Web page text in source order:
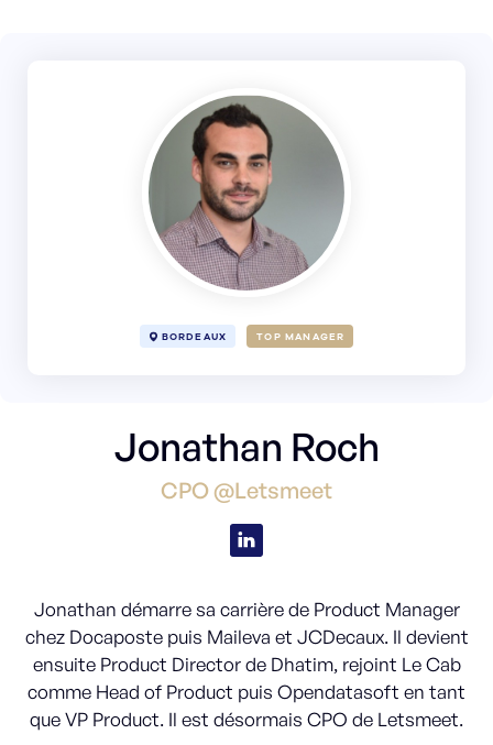
BORDEAUX TOP MANAGER
Jonathan Roch
CPO @Letsmeet
Jonathan démarre sa carrière de Product Manager
chez Docaposte puis Maileva et JCDecaux. Il devient
ensuite Product Director de Dhatim, rejoint Le Cab
comme Head of Product puis Opendatasoft en tant
que VP Product. Il est désormais CPO de Letsmeet.